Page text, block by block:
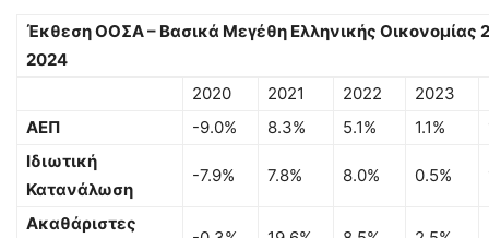
Έκθεση ΟΟΣΑ – Βασικά Μεγέθη Ελληνικής Οικονομίας
2024
2020
2021 2022 2023
ΑΕΠ
-9.0% 8.3% 5.1% 1.1%
Ιδιωτική
Κατανάλωση
-7.9% 7.8% 8.0% 0.5%
Ακαθάριστες